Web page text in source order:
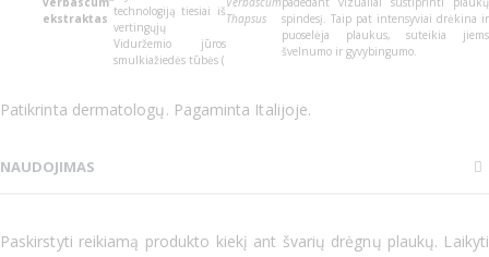
ekstraktas
technologiją tiesiai iš
vertingųjų
Viduržemio jūros
smulkiažiedės tūbės (
Thapsus
spindesį. Taip pat intensyviai drėkina ir
puoselėja plaukus, suteikia jiems
švelnumo ir gyvybingumo.
Patikrinta dermatologų. Pagaminta Italijoje.
NAUDOJIMAS
Paskirstyti reikiamą produkto kiekį ant švarių drėgnų plaukų. Laikyti